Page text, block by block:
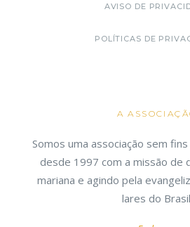
AVISO DE
POLÍTICAS DE
A
Somos uma associação sem
desde 1997 com a missão de
mariana e agindo pela
lares do